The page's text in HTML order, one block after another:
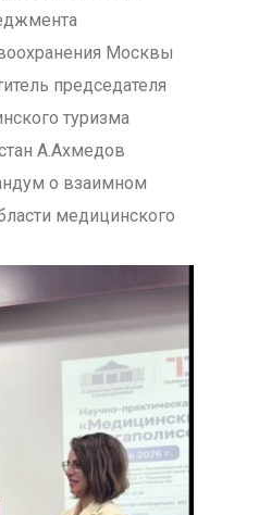
Москвы
председателя
туризма
А.Ахмедов
о взаимном
медицинского